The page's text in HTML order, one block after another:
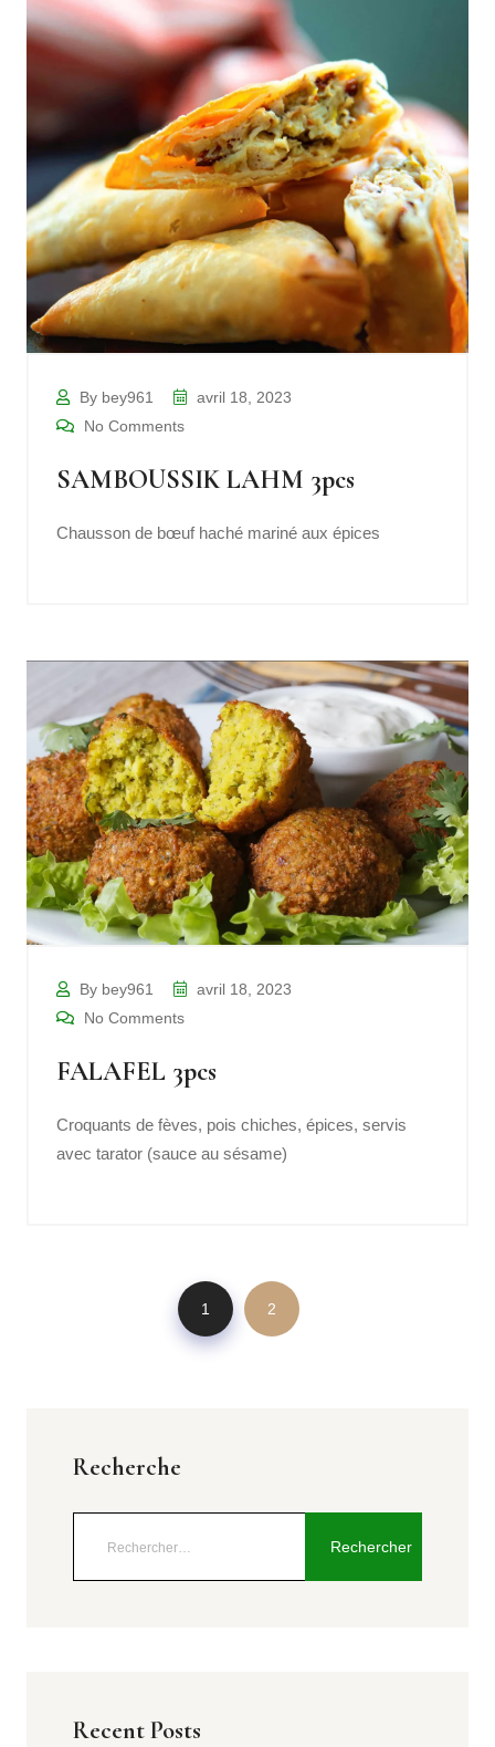
By bey961
avril 18, 2023
No Comments
SAMBOUSSIK LAHM 3pcs
Chausson de bœuf haché mariné aux épices
By bey961
avril 18, 2023
No Comments
FALAFEL 3pcs
Croquants de fèves, pois chiches, épices, servis
avec tarator (sauce au sésame)
1 2
Recherche
Recent Posts